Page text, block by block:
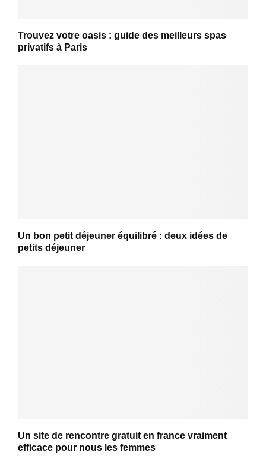
Trouvez votre oasis : guide des meilleurs spas
privatifs à Paris
Un bon petit déjeuner équilibré : deux idées de
petits déjeuner
Un site de rencontre gratuit en france vraiment
efficace pour nous les femmes